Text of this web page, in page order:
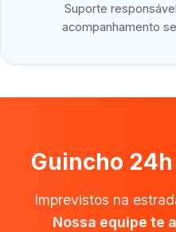
Suporte
acompanhamento
Guincho
Imprevistos na
Nossa equipe te